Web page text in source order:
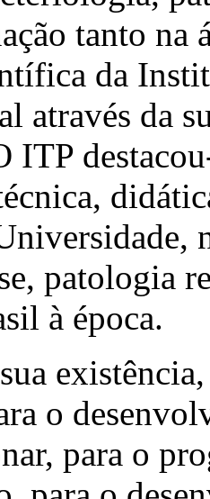
tanto
da
através da
ITP
patologia
à época.
o
para o